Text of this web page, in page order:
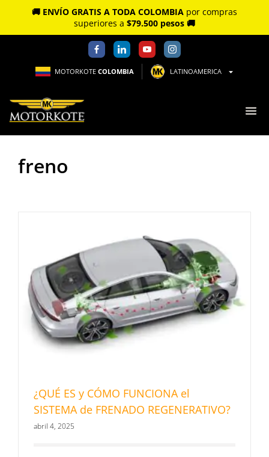
🚚 ENVÍO GRATIS A TODA COLOMBIA por compras
superiores a $79.500 pesos 🚚
MOTORKOTE COLOMBIA LATINOAMERICA
freno
¿QUÉ ES y CÓMO FUNCIONA el
SISTEMA de FRENADO REGENERATIVO?
abril 4, 2025